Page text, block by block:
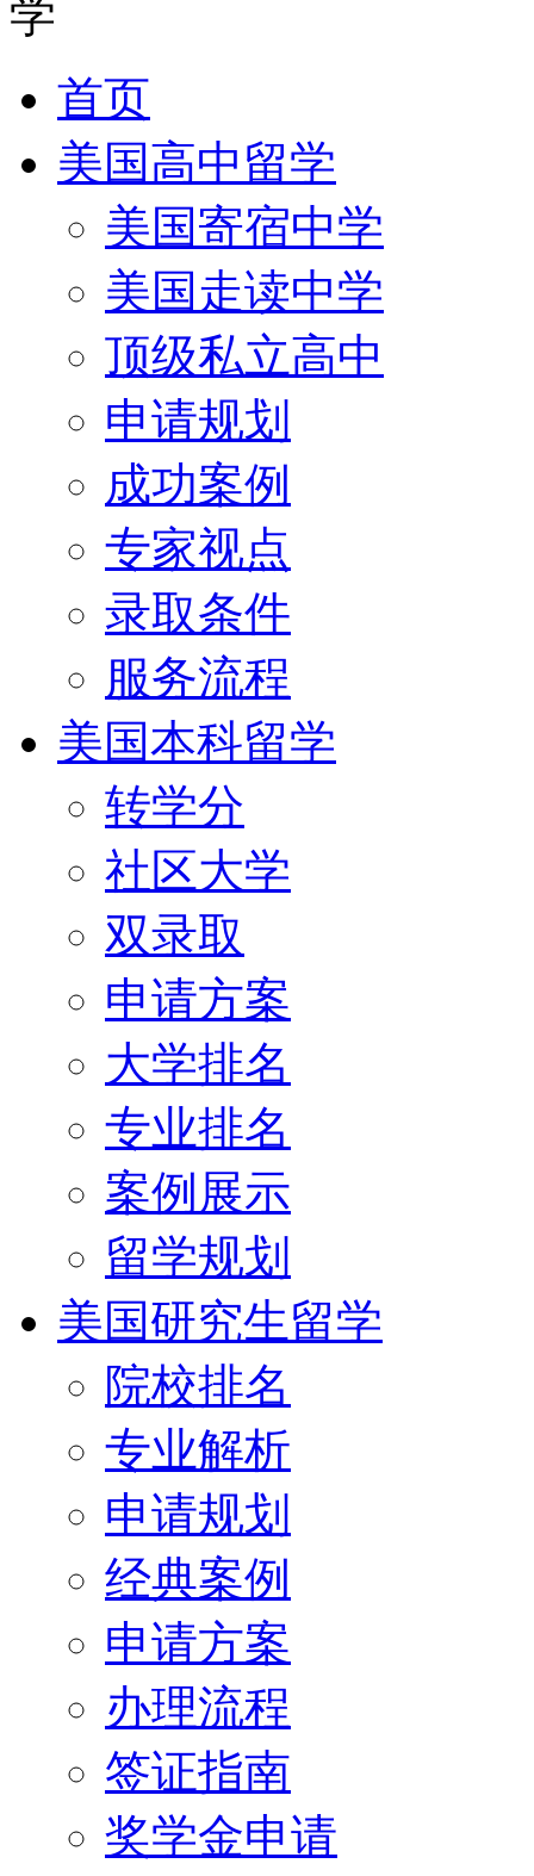
首页
美国高中留学
美国寄宿中学
美国走读中学
顶级私立高中
申请规划
成功案例
专家视点
录取条件
服务流程
美国本科留学
转学分
社区大学
双录取
申请方案
大学排名
专业排名
案例展示
留学规划
美国研究生留学
院校排名
专业解析
申请规划
经典案例
申请方案
办理流程
签证指南
奖学金申请